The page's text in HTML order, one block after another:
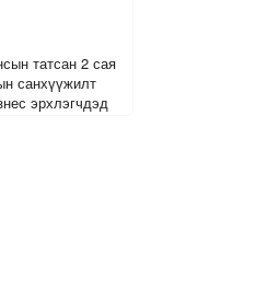
татсан 2 сая
санхүүжилт
эрхлэгчдэд